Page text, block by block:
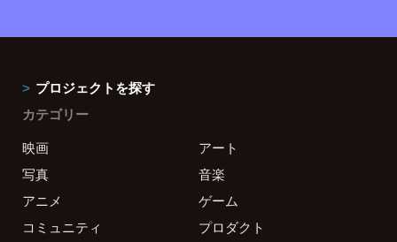
プロジェクトを探す
カテゴリー
映画
アート
写真
音楽
アニメ
ゲーム
コミュニティ
プロダクト